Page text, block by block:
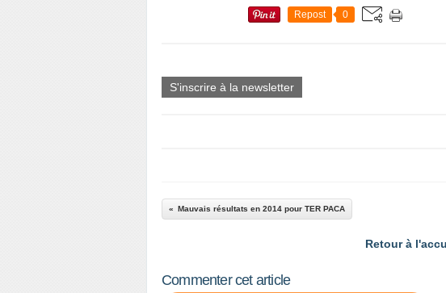
Repost 0
S'inscrire à la newsletter
Mauvais résultats en 2014 pour TER PACA
Retour à
Commenter cet article